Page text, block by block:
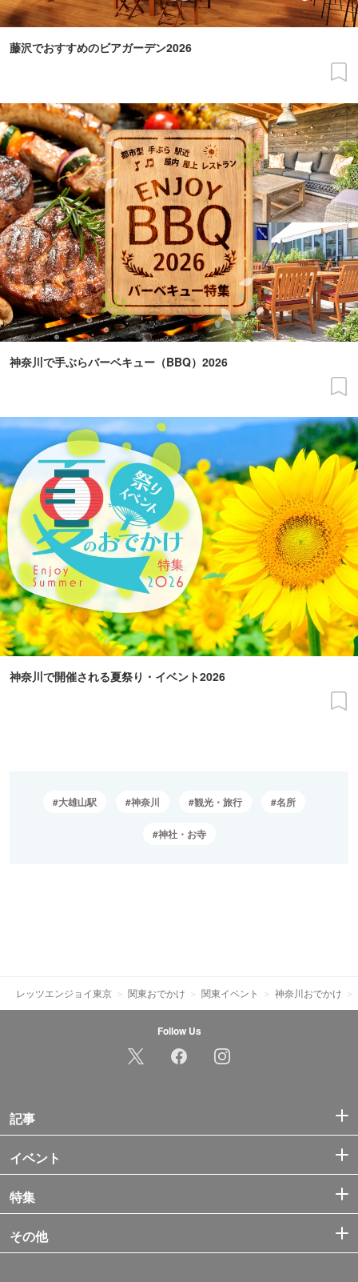
藤沢でおすすめのビアガーデン2026
神奈川で手ぶらバーベキュー（BBQ）2026
神奈川で開催される夏祭り・イベント2026
大雄山駅 神奈川 観光・旅行 名所
神社・お寺
レッツエンジョイ東京 関東おでかけ 関東イベント 神奈川おでかけ
Follow Us
記事
イベント
特集
その他